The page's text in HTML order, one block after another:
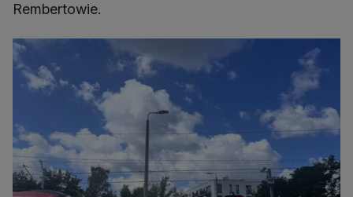
Rembertowie.